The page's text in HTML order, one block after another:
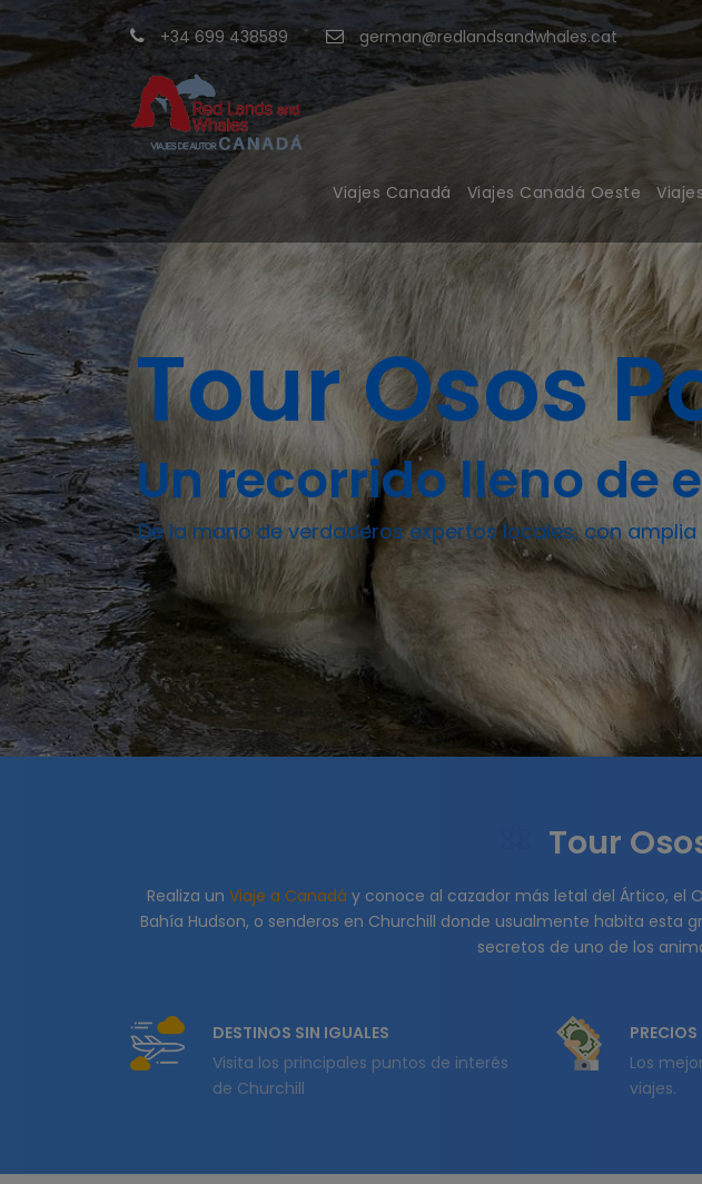
+34 699 438589 german@redlandsandwhales.cat
Viajes Canadá Viajes Canadá Oeste
Tour Osos
Un recorrido lleno de
De la mano de verdaderos expertos locales, con
Tour
Realiza un Viaje a Canadá y conoce al cazador más letal del Ártico, el
Bahía Hudson, o senderos en Churchill donde usualmente habita esta
secretos de uno de los
DESTINOS SIN IGUALES
Visita los principales puntos de interés
de Churchill
PRECIOS
Los
viajes.